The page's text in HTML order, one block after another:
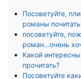
Посоветуйте,
романы
посоветуйте,
роман...очень
Какой
прочитать?
Посоветуйте